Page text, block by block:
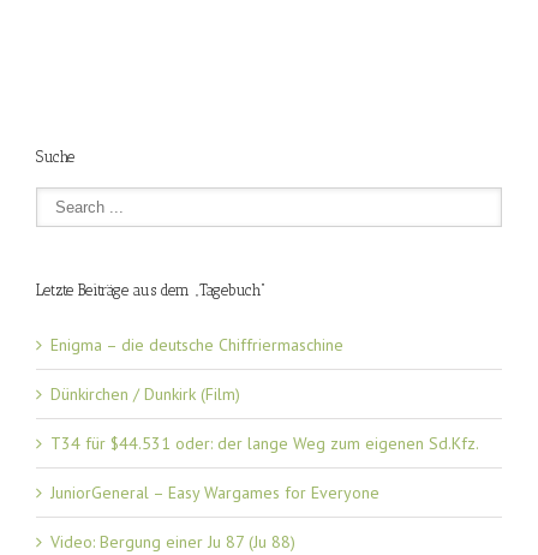
Suche
Letzte Beiträge aus dem „Tagebuch“
Enigma – die deutsche Chiffriermaschine
Dünkirchen / Dunkirk (Film)
T34 für $44.531 oder: der lange Weg zum eigenen Sd.Kfz.
JuniorGeneral – Easy Wargames for Everyone
Video: Bergung einer Ju 87 (Ju 88)